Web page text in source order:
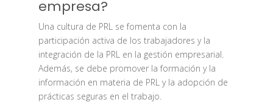
empresa?
Una cultura de PRL se fomenta con la
participación activa de los trabajadores y la
integración de la PRL en la gestión empresarial.
Además, se debe promover la formación y la
información en materia de PRL y la adopción de
prácticas seguras en el trabajo.